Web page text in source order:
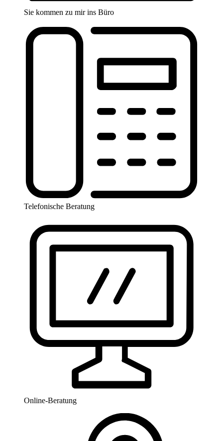
Sie kommen zu mir ins Büro
Telefonische Beratung
Online-Beratung